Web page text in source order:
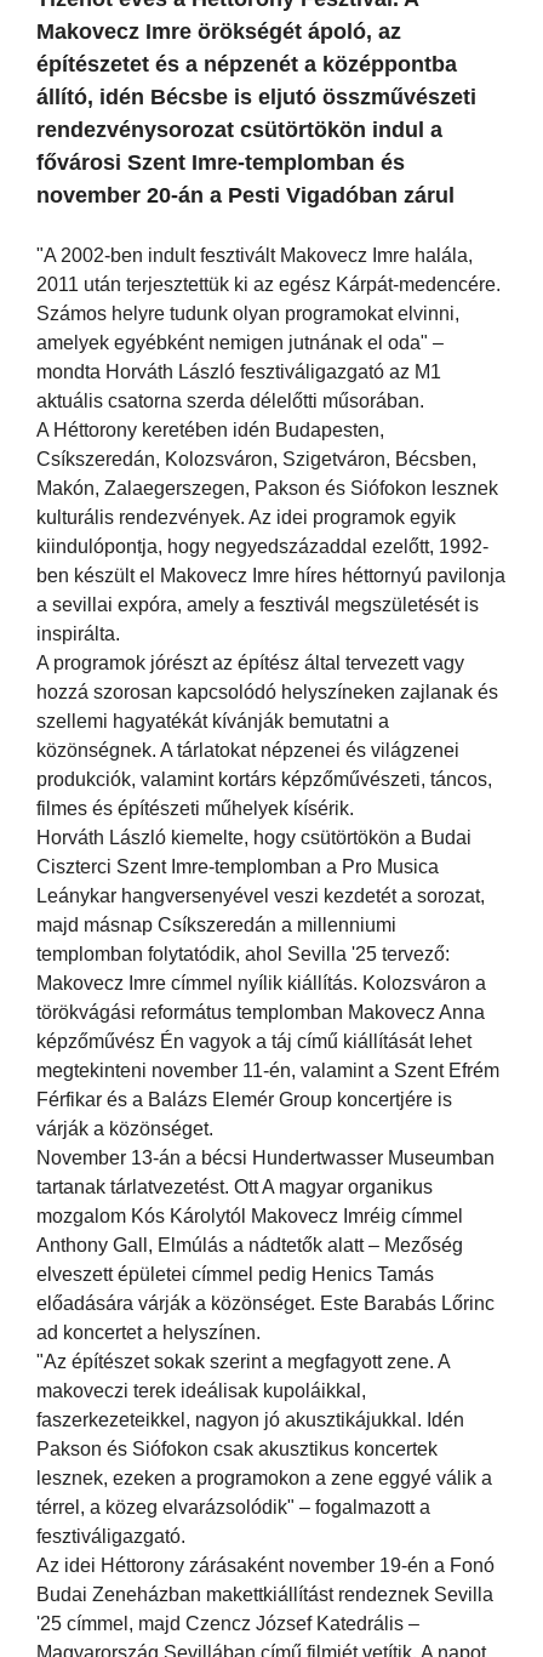
Makovecz Imre örökségét ápoló, az
építészetet és a népzenét a középpontba
állító, idén Bécsbe is eljutó összművészeti
rendezvénysorozat csütörtökön indul a
fővárosi Szent Imre-templomban és
november 20-án a Pesti Vigadóban zárul
"A 2002-ben indult fesztivált Makovecz Imre halála,
2011 után terjesztettük ki az egész Kárpát-medencére.
Számos helyre tudunk olyan programokat elvinni,
amelyek egyébként nemigen jutnának el oda" –
mondta Horváth László fesztiváligazgató az M1
aktuális csatorna szerda délelőtti műsorában.
A Héttorony keretében idén Budapesten,
Csíkszeredán, Kolozsváron, Szigetváron, Bécsben,
Makón, Zalaegerszegen, Pakson és Siófokon lesznek
kulturális rendezvények. Az idei programok egyik
kiindulópontja, hogy negyedszázaddal ezelőtt, 1992-
ben készült el Makovecz Imre híres héttornyú pavilonja
a sevillai expóra, amely a fesztivál megszületését is
inspirálta.
A programok jórészt az építész által tervezett vagy
hozzá szorosan kapcsolódó helyszíneken zajlanak és
szellemi hagyatékát kívánják bemutatni a
közönségnek. A tárlatokat népzenei és világzenei
produkciók, valamint kortárs képzőművészeti, táncos,
filmes és építészeti műhelyek kísérik.
Horváth László kiemelte, hogy csütörtökön a Budai
Ciszterci Szent Imre-templomban a Pro Musica
Leánykar hangversenyével veszi kezdetét a sorozat,
majd másnap Csíkszeredán a millenniumi
templomban folytatódik, ahol Sevilla '25 tervező:
Makovecz Imre címmel nyílik kiállítás. Kolozsváron a
törökvágási református templomban Makovecz Anna
képzőművész Én vagyok a táj című kiállítását lehet
megtekinteni november 11-én, valamint a Szent Efrém
Férfikar és a Balázs Elemér Group koncertjére is
várják a közönséget.
November 13-án a bécsi Hundertwasser Museumban
tartanak tárlatvezetést. Ott A magyar organikus
mozgalom Kós Károlytól Makovecz Imréig címmel
Anthony Gall, Elmúlás a nádtetők alatt – Mezőség
elveszett épületei címmel pedig Henics Tamás
előadására várják a közönséget. Este Barabás Lőrinc
ad koncertet a helyszínen.
"Az építészet sokak szerint a megfagyott zene. A
makoveczi terek ideálisak kupoláikkal,
faszerkezeteikkel, nagyon jó akusztikájukkal. Idén
Pakson és Siófokon csak akusztikus koncertek
lesznek, ezeken a programokon a zene eggyé válik a
térrel, a közeg elvarázsolódik" – fogalmazott a
fesztiváligazgató.
Az idei Héttorony zárásaként november 19-én a Fonó
Budai Zeneházban makettkiállítást rendeznek Sevilla
'25 címmel, majd Czencz József Katedrális –
Magyarország Sevillában című filmjét vetítik. A napot